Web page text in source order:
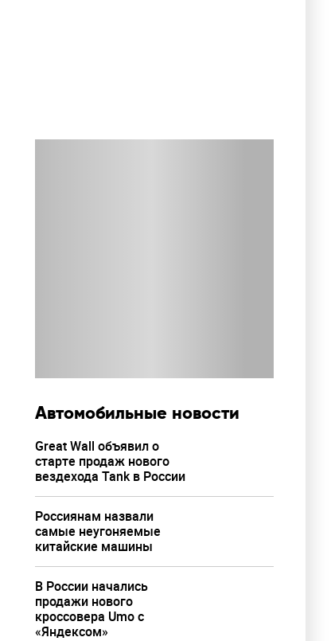
Автомобильные новости
Great Wall объявил о
старте продаж нового
вездехода Tank в России
Россиянам назвали
самые неугоняемые
китайские машины
В России начались
продажи нового
кроссовера Umo с
«Яндексом»